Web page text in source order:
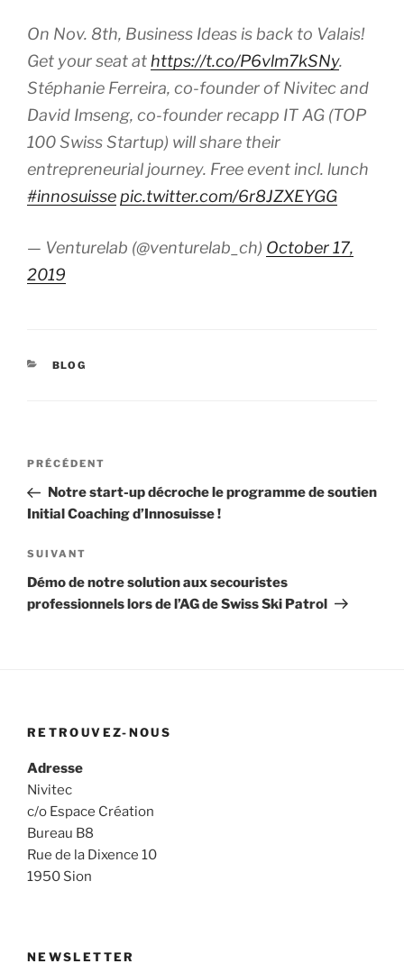
On Nov. 8th, Business Ideas is back to Valais!
Get your seat athttps://t.co/P6vlm7kSNy.
Stéphanie Ferreira, co-founder of Nivitec and
David Imseng, co-founder recapp IT AG (TOP
100 Swiss Startup) will share their
entrepreneurial journey. Free event incl. lunch
#innosuissepic.twitter.com/6r8JZXEYGG
— Venturelab (@venturelab_ch) October 17,
2019
CATÉGORIES
BLOG
Navigation
l’article
Article
précédent
PRÉCÉDENT
Notre start-up décroche le programme de soutien
Initial Coaching d’Innosuisse !
Article
suivant
SUIVANT
Démo de notre solution aux secouristes
professionnels lors de l’AG de Swiss Ski Patrol
RETROUVEZ-NOUS
Adresse
Nivitec
c/o Espace Création
Bureau B8
Rue de la Dixence 10
1950 Sion
NEWSLETTER